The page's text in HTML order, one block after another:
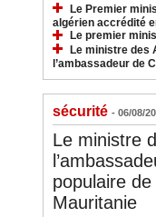
Le Premier
algérien accrédité
Le premier
Le ministre des
l’ambassadeur de
sécurité - 06/08/
Le ministre
populaire
Mauritanie